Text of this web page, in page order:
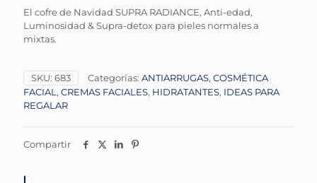
El cofre de Navidad SUPRA RADIANCE, Anti-edad,
Luminosidad & Supra-detox para pieles normales a
mixtas.
SKU: 683 Categorías: ANTIARRUGAS, COSMÉTICA
FACIAL , CREMAS FACIALES, HIDRATANTES, IDEAS PARA
REGALAR
Compartir